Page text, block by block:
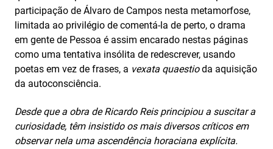
participação de Álvaro de Campos nesta metamorfose,
limitada ao privilégio de comentá-la de perto, o drama
em gente de Pessoa é assim encarado nestas páginas
como uma tentativa insólita de redescrever, usando
poetas em vez de frases, a vexata quaestioda aquisição
da autoconsciência.
Desde que a obra de Ricardo Reis principiou a suscitar a
curiosidade, têm insistido os mais diversos críticos em
observar nela uma ascendência horaciana explícita.